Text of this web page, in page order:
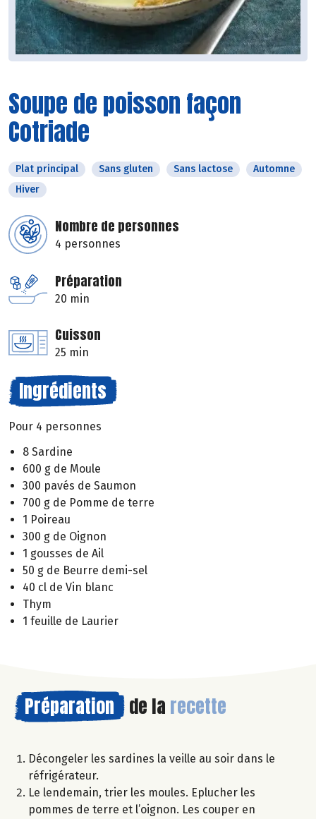
Soupe de poisson façon
Cotriade
Plat principal Sans gluten Sans lactose
Automne
Hiver
Nombre de personnes
4 personnes
Préparation
20 min
Cuisson
25 min
Ingrédients
Pour 4 personnes
8 Sardine
600 g de Moule
300 pavés de Saumon
700 g de Pomme de terre
1 Poireau
300 g de Oignon
1 gousses de Ail
50 g de Beurre demi-sel
40 cl de Vin blanc
Thym
1 feuille de Laurier
Préparation de la recette
Décongeler les sardines la veille au soir dans le
réfrigérateur.
Le lendemain, trier les moules. Eplucher les
pommes de terre et l’oignon. Les couper en